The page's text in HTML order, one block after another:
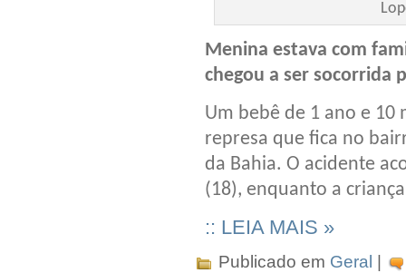
Menina estava com
chegou a ser socorrida
Um bebê de 1 ano e 10
represa que fica no
da Bahia. O acidente
(18), enquanto a
:: LEIA MAIS »
Publicado em Geral